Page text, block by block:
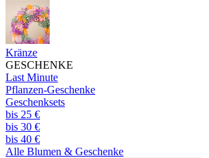
Kränze
GESCHENKE
Last Minute
Pflanzen-Geschenke
Geschenksets
bis 25 €
bis 30 €
bis 40 €
Alle Blumen & Geschenke